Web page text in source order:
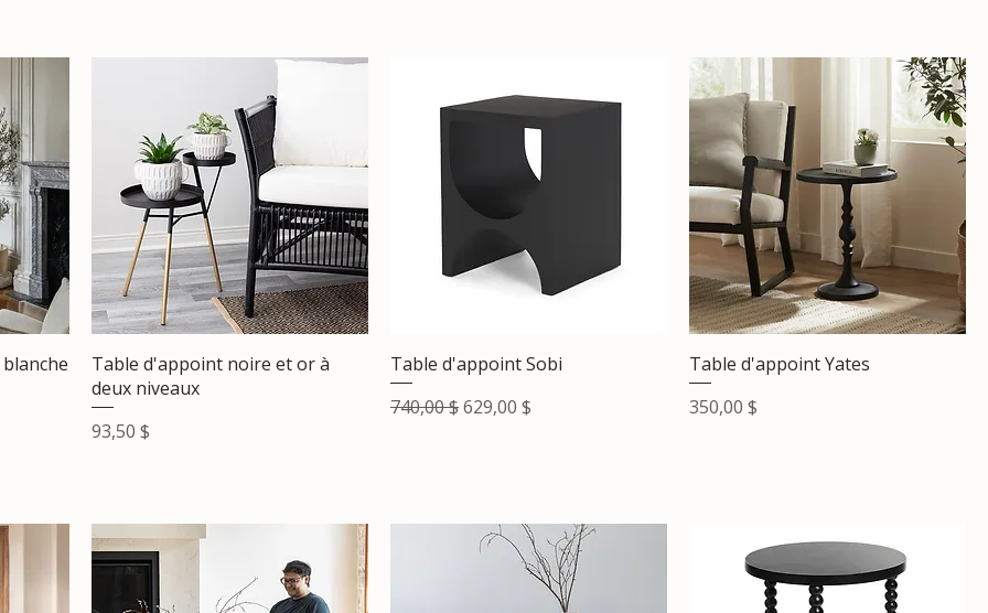
Table d'appoint noire et or à
deux niveaux
Prix
93,50 $
Table d'appoint Sobi
Prix original
740,00 $Prix promotionnel
629,00 $
Table d'appoint Yates
Prix
350,00 $